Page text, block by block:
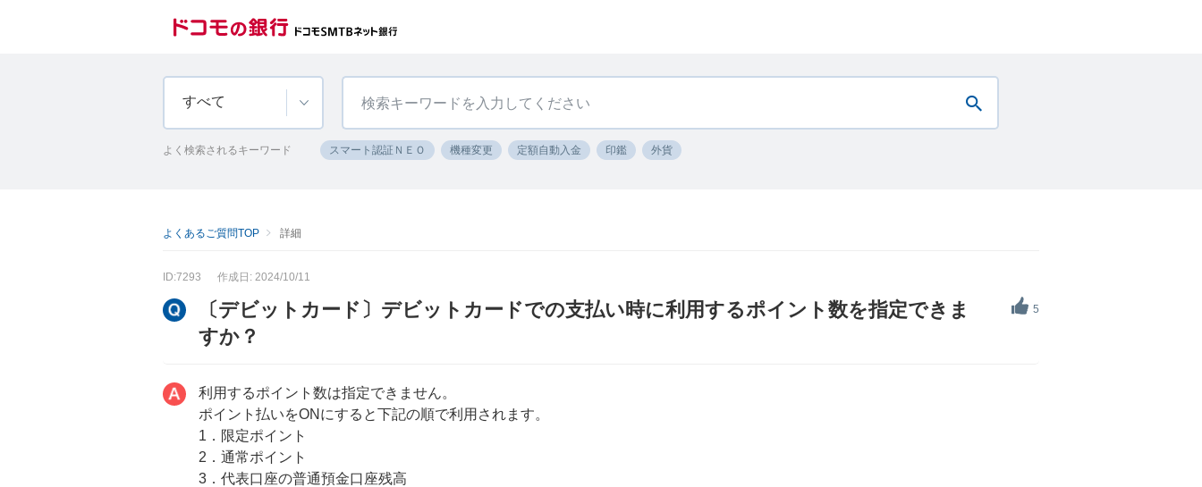
すべて
よく検索されるキーワード スマート認証ＮＥＯ 機種変更 定額自動入金 印鑑 外貨
よくあるご質問TOP 詳細
ID:7293 作成日: 2024/10/11
5
〔デビットカード〕デビットカードでの支払い時に利用するポイント数を指定できま
すか？
利用するポイント数は指定できません。
ポイント払いをONにすると下記の順で利用されます。
1．限定ポイント
2．通常ポイント
3．代表口座の普通預金口座残高